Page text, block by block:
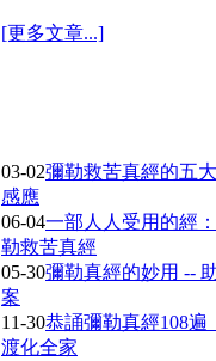
[更多文章...]
03-02彌勒救苦真經的五
感應
06-04一部人人受用的經
勒救苦真經
05-30彌勒真經的妙用 --
案
11-30恭誦彌勒真經108遍
渡化全家